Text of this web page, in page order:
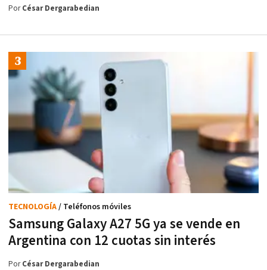
PorCésar Dergarabedian
Samsung Galaxy A27 5G ya se vende en
Argentina con 12 cuotas sin interés
TECNOLOGÍA/ Teléfonos móviles
PorCésar Dergarabedian